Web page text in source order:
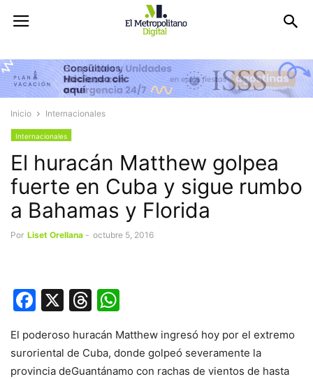
Inicio Internacionales
Internacionales
El huracán Matthew golpea
fuerte en Cuba y sigue rumbo
a Bahamas y Florida
Por Liset Orellana - octubre 5, 2016
Facebook
X Threads
El poderoso huracán Matthew ingresó hoy por el extremo
suroriental de Cuba, donde golpeó severamente la
provincia deGuantánamo con rachas de vientos de hasta